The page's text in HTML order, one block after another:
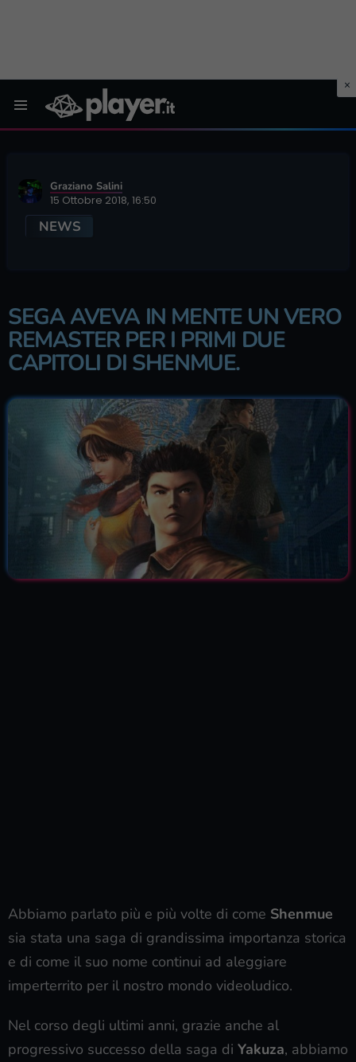
Graziano Salini
15 Ottobre 2018, 16:50
NEWS
SEGA AVEVA IN MENTE UN VERO
REMASTER PER I PRIMI DUE
CAPITOLI DI SHENMUE.
Abbiamo parlato più e più volte di come Shenmue
sia stata una saga di grandissima importanza storica
e di come il suo nome continui ad aleggiare
imperterrito per il nostro mondo videoludico.
Nel corso degli ultimi anni, grazie anche al
progressivo successo della saga di Yakuza, abbiamo